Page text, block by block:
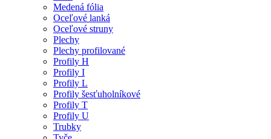
Medená fólia
Oceľové lanká
Oceľové struny
Plechy
Plechy profilované
Profily H
Profily I
Profily L
Profily šesťuholníkové
Profily T
Profily U
Trubky